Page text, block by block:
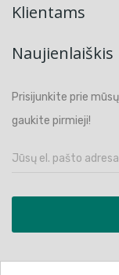
Klientams
Naujienlaiškis
Prisijunkite prie
gaukite pirmieji!